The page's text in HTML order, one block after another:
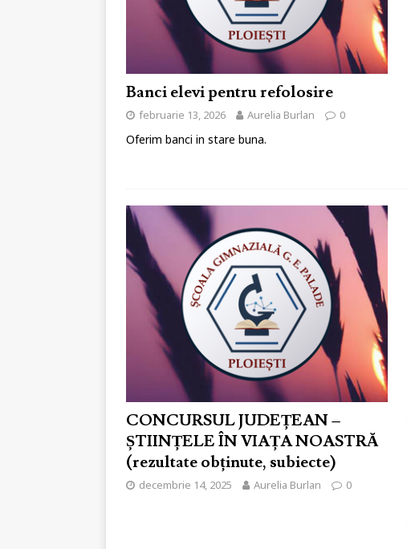
Banci elevi pentru refolosire
februarie 13, 2026 Aurelia Burlan 0
Oferim banci in stare buna.
CONCURSUL JUDEȚEAN –
ȘTIINȚELE ÎN VIAȚA NOASTRĂ
(rezultate obținute, subiecte)
decembrie 14, 2025 Aurelia Burlan 0